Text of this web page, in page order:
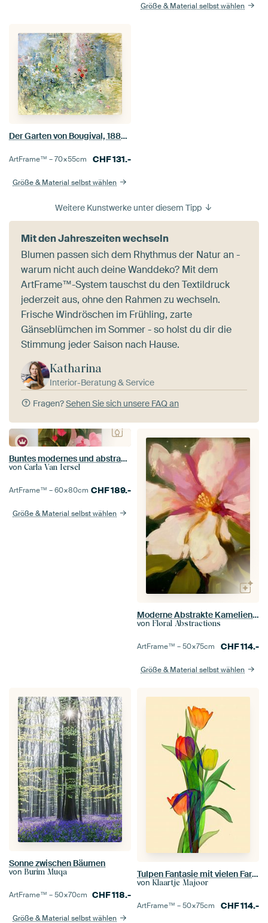
Größe & Material selbst wählen
Der Garten von Bougival, 1884 (Öl auf Leinwand)
ArtFrame™ –70×55cm CHF131.-
Größe & Material selbst wählen
Weitere Kunstwerke unter diesem Tipp
Mit den Jahreszeiten wechseln
Blumen passen sich dem Rhythmus der Natur an -
warum nicht auch deine Wanddeko? Mit dem
ArtFrame™-System tauschst du den Textildruck
jederzeit aus, ohne den Rahmen zu wechseln.
Frische Windröschen im Frühling, zarte
Gänseblümchen im Sommer - so holst du dir die
Stimmung jeder Saison nach Hause.
Katharina
Interior-Beratung & Service
Fragen?Sehen Sie sich unsere FAQ an
Buntes modernes und abstraktes Porträt in warmen Farben
von Carla Van Iersel
ArtFrame™ –60×80cm CHF189.-
Größe & Material selbst wählen
Moderne Abstrakte Kamelien Blüte -
von Floral Abstractions
ArtFrame™ –50×75cm CHF114.-
Größe & Material selbst wählen
Sonne zwischen Bäumen
von Burim Muqa
ArtFrame™ –50×70cm CHF118.-
Größe & Material selbst wählen
Tulpen Fantasie mit vielen Farben II
von Klaartje Majoor
ArtFrame™ –50×75cm CHF114.-